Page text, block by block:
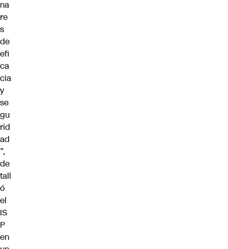
na
re
s
de
efi
ca
cia
y
se
gu
rid
ad
”,
de
tall
ó
el
IS
P
en